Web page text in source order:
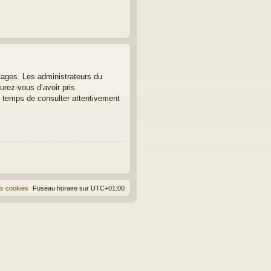
Les administrateurs du
vous d’avoir pris
de consulter attentivement
Fuseau horaire sur UTC+01:00
cookies